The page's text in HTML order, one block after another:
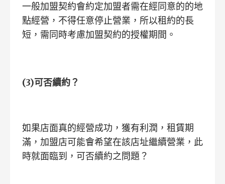
一般加盟契約會約定加盟者需在經同意的的地
點經營，不得任意停止營業，所以租約的長
短，需同時考慮加盟契約的授權期間。
(3)可否續約？
如果店面真的經營成功，獲有利潤，租賃期
滿，加盟店可能會希望在該店址繼續營業，此
時就面臨到，可否續約之問題？